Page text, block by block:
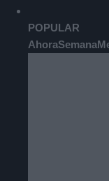
POPULAR
AhoraSemana